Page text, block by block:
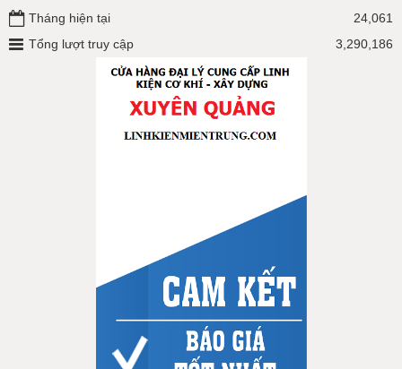
Tháng hiện tại
24,061
Tổng lượt truy cập
3,290,186